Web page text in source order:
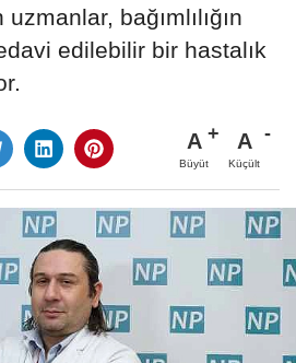
bağımlılığın
edilebilir bir hastalık
A
Büyüt
A
Küçült